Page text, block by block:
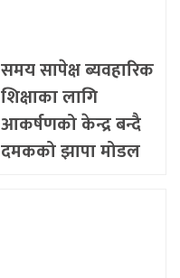
समय सापेक्ष ब्यवहारिक
शिक्षाका लागि
आकर्षणको केन्द्र बन्दै
दमकको झापा मोडल